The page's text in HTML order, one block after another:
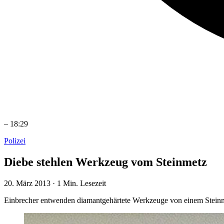
– 18:29
Polizei
Diebe stehlen Werkzeug vom Steinmetz
20. März 2013 · 1 Min. Lesezeit
Einbrecher entwenden diamantgehärtete Werkzeuge von einem